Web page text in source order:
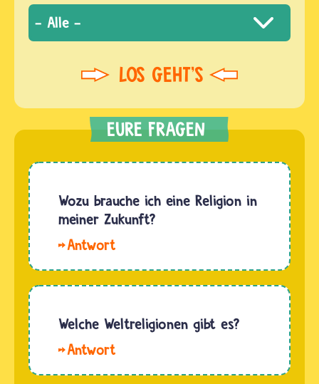
Wozu brauche ich eine Religion in
meiner Zukunft?
Menschen
Religion
Leben
brauchen
Welche Weltreligionen gibt es?